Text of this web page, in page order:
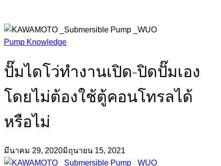
Pump Knowledge
ปั๊มไดโว่ทำงานเปิด-ปิดปั๊มเอง
โดยไม่ต้องใช้ตู้คอนโทรลได้
หรือไม่
มีนาคม 29, 2020มิถุนายน 15, 2021